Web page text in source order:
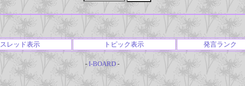
スレッド表示 トピック表示 発言ランク
- I-BOARD-